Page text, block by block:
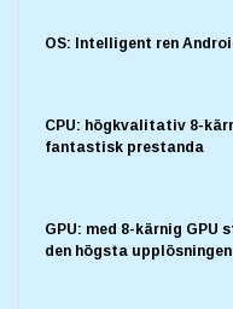
OS: Intelligent ren
CPU: högkvalitativ 8-
fantastisk prestanda
GPU: med 8-kärnig
den högsta upplösningen